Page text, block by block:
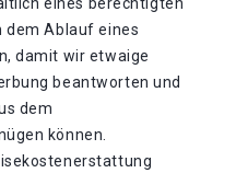
dem Ablauf eines
damit wir etwaige
beantworten und
dem
können.